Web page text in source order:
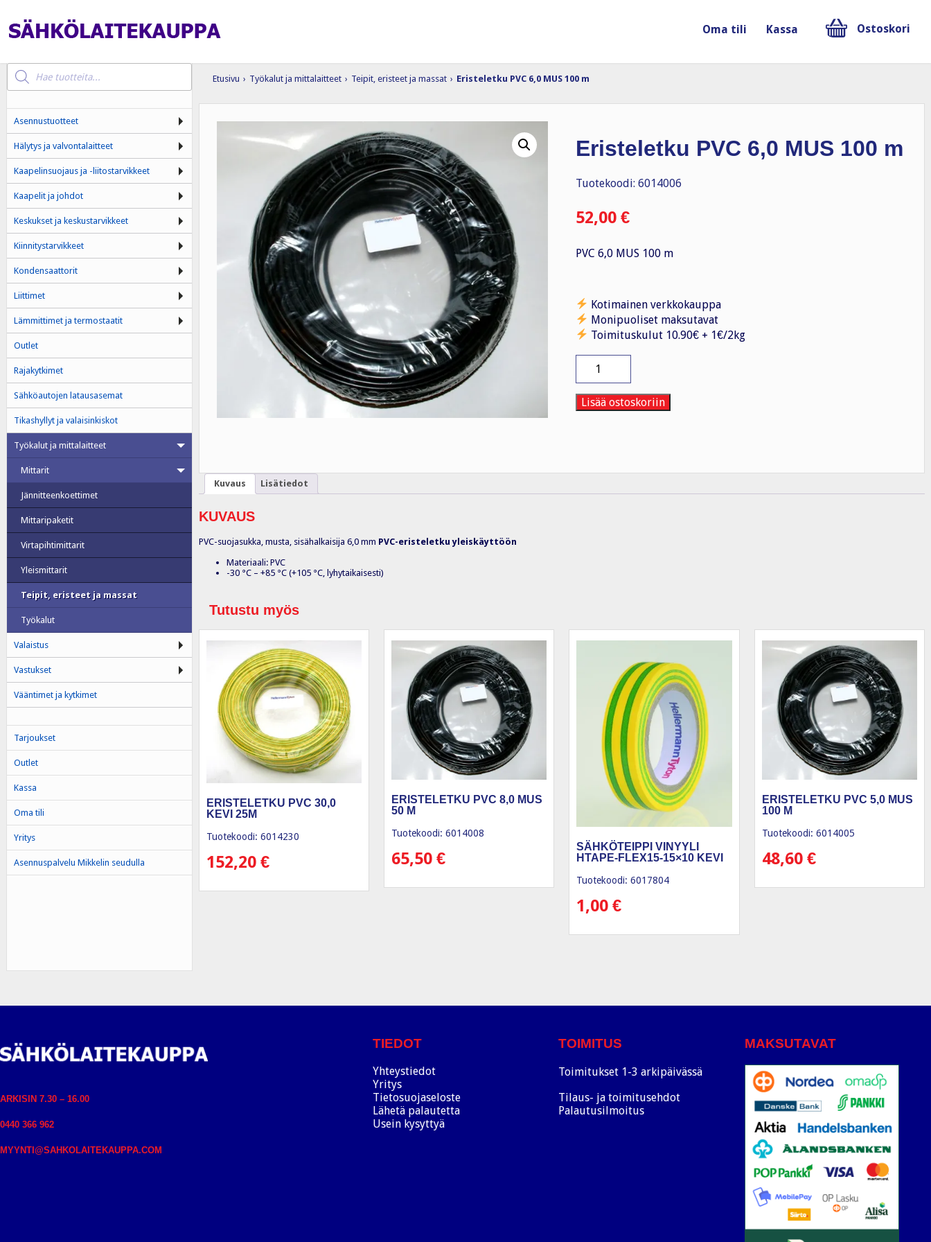
Oma tili Kassa Ostoskori
Etusivu › Työkalut ja mittalaitteet › Teipit, eristeet ja massat › Eristeletku PVC 6,0 MUS 100 m
Eristeletku PVC 6,0 MUS 100 m
Tuotekoodi: 6014006
52,00 €
PVC 6,0 MUS 100 m
Kotimainen verkkokauppa
Monipuoliset maksutavat
Toimituskulut 10.90€ + 1€/2kg
6,0
MUS
100
Lisää ostoskoriin
Kuvaus Lisätiedot
KUVAUS
PVC-suojasukka, musta, sisähalkaisija 6,0 mm PVC-eristeletku yleiskäyttöön
Materiaali: PVC
-30 °C – +85 °C (+105 °C, lyhytaikaisesti)
Tutustu myös
ERISTELETKU PVC 30,0
KEVI 25M
Tuotekoodi: 6014230
152,20 €
ERISTELETKU PVC 8,0 MUS
50 M
Tuotekoodi: 6014008
65,50€
SÄHKÖTEIPPI VINYYLI
HTAPE-FLEX15-15×10 KEVI
Tuotekoodi: 6017804
1,00€
ERISTELETKU PVC 5,0 MUS
100 M
Tuotekoodi: 6014005
48,60 €
Products
search
Asennustuotteet
Hälytys ja valvontalaitteet
Kaapelinsuojaus ja -liitostarvikkeet
Kaapelit ja johdot
Keskukset ja keskustarvikkeet
Kiinnitystarvikkeet
Kondensaattorit
Liittimet
Lämmittimet ja termostaatit
Outlet
Rajakytkimet
Sähköautojen latausasemat
Tikashyllyt ja valaisinkiskot
Työkalut ja mittalaitteet
Mittarit
Jännitteenkoettimet
Mittaripaketit
Virtapihtimittarit
Yleismittarit
Teipit, eristeet ja massat
Työkalut
Valaistus
Vastukset
Vääntimet ja kytkimet
Tarjoukset
Outlet
Kassa
Oma tili
Yritys
Asennuspalvelu Mikkelin seudulla
ARKISIN 7.30 – 16.00
0440 366 962
MYYNTI@SAHKOLAITEKAUPPA.COM
TIEDOT
Yhteystiedot
Yritys
Tietosuojaseloste
Lähetä palautetta
Usein kysyttyä
TOIMITUS
Toimitukset 1-3 arkipäivässä
Tilaus- ja toimitusehdot
Palautusilmoitus
MAKSUTAVAT